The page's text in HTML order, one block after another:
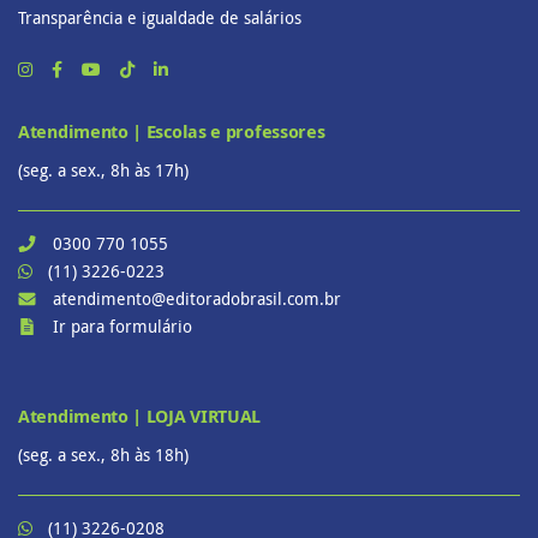
Transparência e igualdade de salários
Atendimento | Escolas e professores
(seg. a sex., 8h às 17h)
0300 770 1055
(11) 3226-0223
atendimento@editoradobrasil.com.br
Ir para formulário
Atendimento | LOJA VIRTUAL
(seg. a sex., 8h às 18h)
(11) 3226-0208